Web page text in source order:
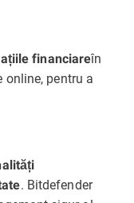
financiareîn
pentru a
. Bitdefender